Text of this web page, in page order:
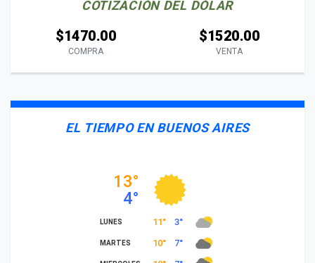
COTIZACIÓN DEL DÓLAR
$1470.00
COMPRA
$1520.00
VENTA
EL TIEMPO EN BUENOS AIRES